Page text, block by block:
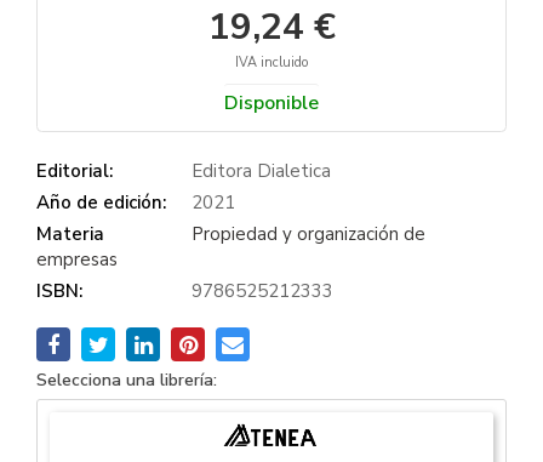
19,24 €
IVA incluido
Disponible
Editorial:
Editora Dialetica
Año de edición:
2021
Materia
Propiedad y organización de
empresas
ISBN:
9786525212333
Selecciona una librería: